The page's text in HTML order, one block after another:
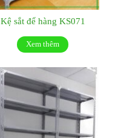
Kệ sắt để hàng KS071
Xem thêm